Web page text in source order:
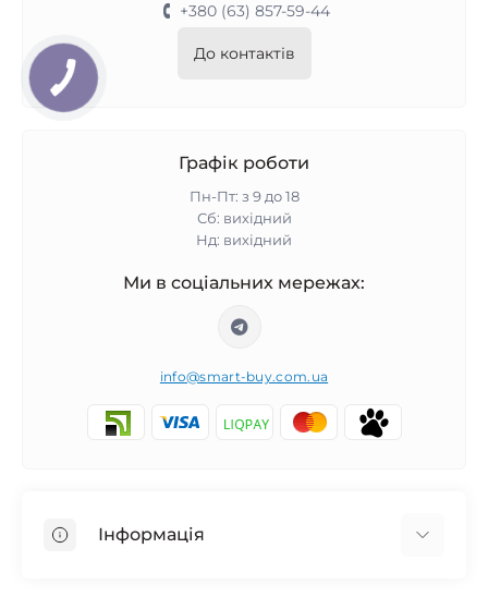
+380 (63) 857-59-44
До контактів
Графік роботи
Пн-Пт: з 9 до 18
Сб: вихідний
Нд: вихідний
Ми в соціальних мережах:
info@smart-buy.com.ua
Інформація